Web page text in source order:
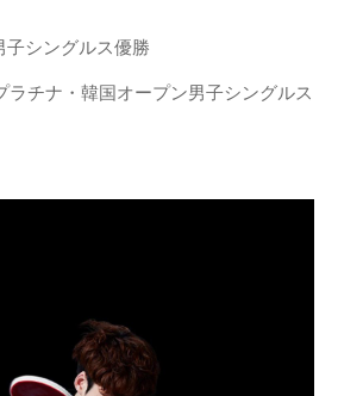
シングルス優勝
ラチナ・韓国オープン男子シングルス